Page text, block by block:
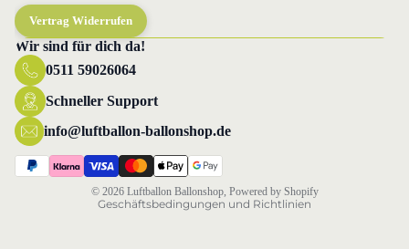
Vertrag Widerrufen
Wir sind für dich da!
0511 59026064
Schneller Support
info@luftballon-ballonshop.de
© 2026 Luftballon Ballonshop, Powered by Shopify
Geschäftsbedingungen und Richtlinien
Datenschutzerklärung
Widerrufsrecht
AGB
Versand
Impressum